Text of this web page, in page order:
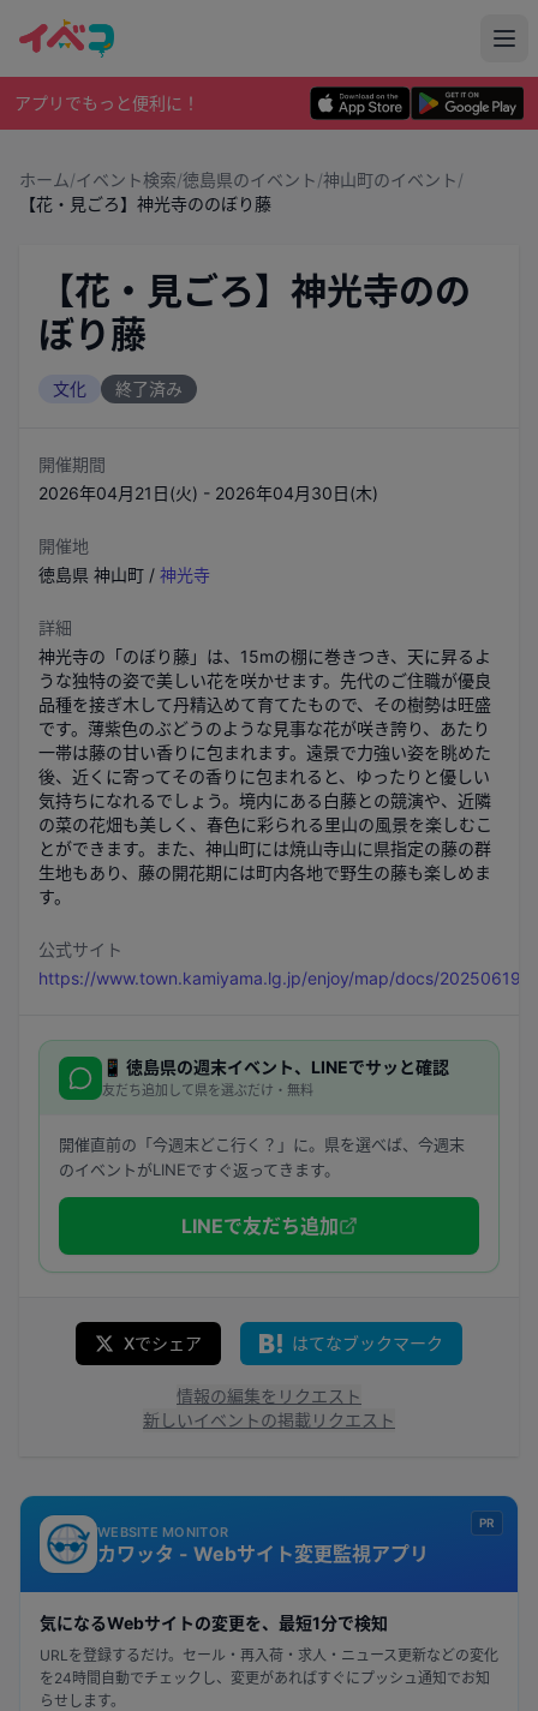
アプリでもっと便利に！
ホーム/イベント検索/徳島県のイベント/神山町のイベント/
【花・見ごろ】神光寺ののぼり藤
【花・見ごろ】神光寺のの
ぼり藤
文化 終了済み
開催期間
2026年04月21日(火) - 2026年04月30日(木)
開催地
徳島県 神山町 / 神光寺
詳細
神光寺の「のぼり藤」は、15mの棚に巻きつき、天に昇るよ
うな独特の姿で美しい花を咲かせます。先代のご住職が優良
品種を接ぎ木して丹精込めて育てたもので、その樹勢は旺盛
です。薄紫色のぶどうのような見事な花が咲き誇り、あたり
一帯は藤の甘い香りに包まれます。遠景で力強い姿を眺めた
後、近くに寄ってその香りに包まれると、ゆったりと優しい
気持ちになれるでしょう。境内にある白藤との競演や、近隣
の菜の花畑も美しく、春色に彩られる里山の風景を楽しむこ
とができます。また、神山町には焼山寺山に県指定の藤の群
生地もあり、藤の開花期には町内各地で野生の藤も楽しめま
す。
公式サイト
https://www.town.kamiyama.lg.jp/enjoy/map/docs/
📱 徳島県の週末イベント、LINEでサッと確認
友だち追加して県を選ぶだけ・無料
開催直前の「今週末どこ行く？」に。県を選べば、今週末
のイベントがLINEですぐ返ってきます。
LINEで友だち追加
Xでシェア はてなブックマーク
情報の編集をリクエスト
新しいイベントの掲載リクエスト
PR
WEBSITE MONITOR
カワッタ - Webサイト変更監視アプリ
気になるWebサイトの変更を、最短1分で検知
URLを登録するだけ。セール・再入荷・求人・ニュース更新などの変化
を24時間自動でチェックし、変更があればすぐにプッシュ通知でお知
らせします。